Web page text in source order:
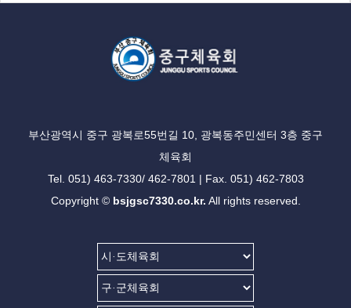
부산광역시 중구 광복로55번길 10, 광복동주민센터 3층 중구
체육회
Tel. 051) 463-7330/ 462-7801 | Fax. 051) 462-7803
Copyright © bsjgsc7330.co.kr. All rights reserved.